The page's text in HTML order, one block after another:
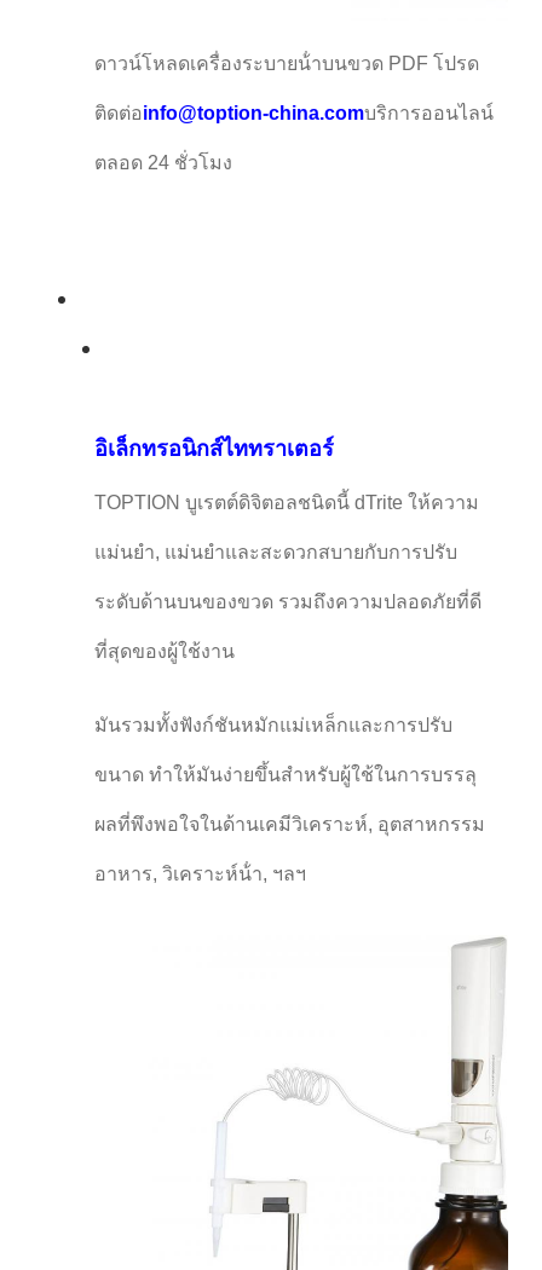
ดาวน์โหลดเครื่องระบายน้ําบนขวด PDF โปรด
ติดต่อinfo@toption-china.comบริการออนไลน์
ตลอด 24 ชั่วโมง
อิเล็กทรอนิกส์ไททราเตอร์
TOPTION บูเรตต์ดิจิตอลชนิดนี้ dTrite ให้ความ
แม่นยํา, แม่นยําและสะดวกสบายกับการปรับ
ระดับด้านบนของขวด รวมถึงความปลอดภัยที่ดี
ที่สุดของผู้ใช้งาน
มันรวมทั้งฟังก์ชันหมักแม่เหล็กและการปรับ
ขนาด ทําให้มันง่ายขึ้นสําหรับผู้ใช้ในการบรรลุ
ผลที่พึงพอใจในด้านเคมีวิเคราะห์, อุตสาหกรรม
อาหาร, วิเคราะห์น้ํา, ฯลฯ